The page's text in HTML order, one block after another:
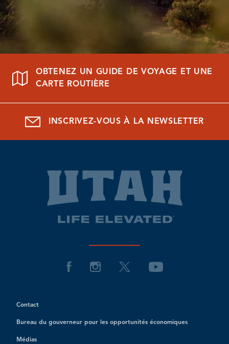
OBTENEZ UN GUIDE DE VOYAGE ET UNE
CARTE ROUTIÈRE
INSCRIVEZ-VOUS À LA NEWSLETTER
Contact
Bureau du gouverneur pour les opportunités économiques
Médias